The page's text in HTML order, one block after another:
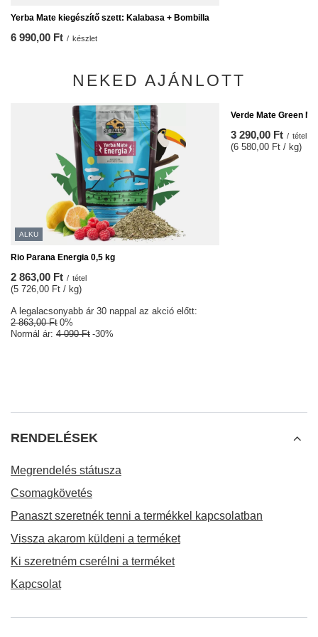
Yerba Mate kiegészítő szett: Kalabasa + Bombilla
6 990,00 Ft / készlet
NEKED AJÁNLOTT
ALKU
Rio Parana Energia 0,5 kg
2 863,00 Ft / tétel
(5 726,00 Ft / kg)
A legalacsonyabb ár 30 nappal az akció előtt:
2 863,00 Ft 0%
Normál ár: 4 090 Ft -30%
Verde Mate Green
3 290,00 Ft / tétel
(6 580,00 Ft / kg)
RENDELÉSEK
Megrendelés státusza
Csomagkövetés
Panaszt szeretnék tenni a termékkel kapcsolatban
Vissza akarom küldeni a terméket
Ki szeretném cserélni a terméket
Kapcsolat